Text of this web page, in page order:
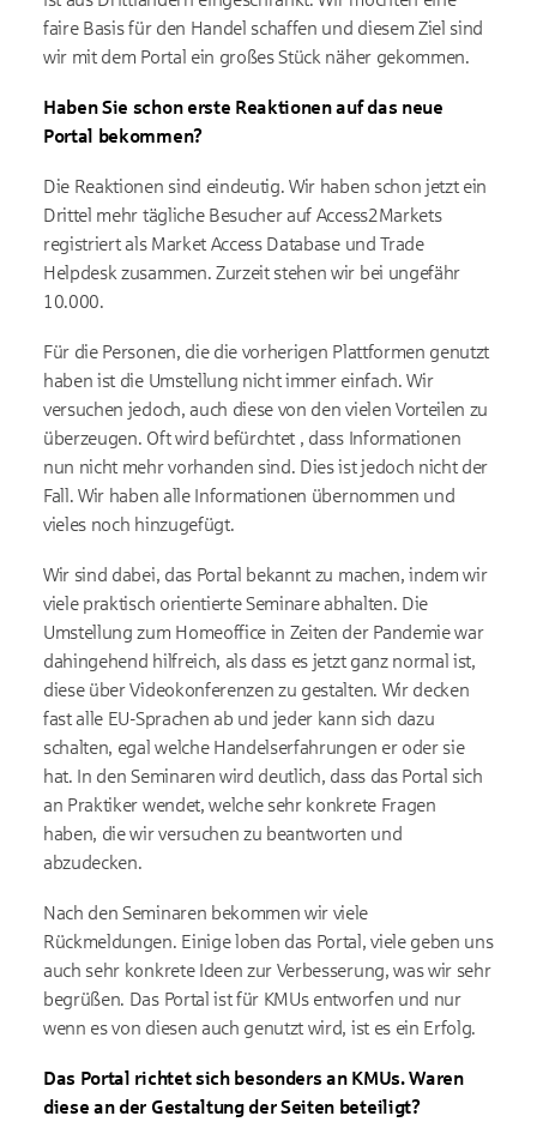
faire Basis für den Handel schaffen und diesem Ziel sind
wir mit dem Portal ein großes Stück näher gekommen.
Haben Sie schon erste Reaktionen auf das neue
Portal bekommen?
Die Reaktionen sind eindeutig. Wir haben schon jetzt ein
Drittel mehr tägliche Besucher auf Access2Markets
registriert als Market Access Database und Trade
Helpdesk zusammen. Zurzeit stehen wir bei ungefähr
10.000.
Für die Personen, die die vorherigen Plattformen genutzt
haben ist die Umstellung nicht immer einfach. Wir
versuchen jedoch, auch diese von den vielen Vorteilen zu
überzeugen. Oft wird befürchtet , dass Informationen
nun nicht mehr vorhanden sind. Dies ist jedoch nicht der
Fall. Wir haben alle Informationen übernommen und
vieles noch hinzugefügt.
Wir sind dabei, das Portal bekannt zu machen, indem wir
viele praktisch orientierte Seminare abhalten. Die
Umstellung zum Homeoffice in Zeiten der Pandemie war
dahingehend hilfreich, als dass es jetzt ganz normal ist,
diese über Videokonferenzen zu gestalten. Wir decken
fast alle EU-Sprachen ab und jeder kann sich dazu
schalten, egal welche Handelserfahrungen er oder sie
hat. In den Seminaren wird deutlich, dass das Portal sich
an Praktiker wendet, welche sehr konkrete Fragen
haben, die wir versuchen zu beantworten und
abzudecken.
Nach den Seminaren bekommen wir viele
Rückmeldungen. Einige loben das Portal, viele geben uns
auch sehr konkrete Ideen zur Verbesserung, was wir sehr
begrüßen. Das Portal ist für KMUs entworfen und nur
wenn es von diesen auch genutzt wird, ist es ein Erfolg.
Das Portal richtet sich besonders an KMUs. Waren
diese an der Gestaltung der Seiten beteiligt?